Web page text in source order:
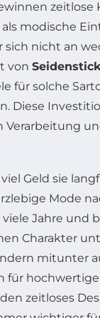
zeitlose
modische
nicht an
von
für solche
Diese
Verarbeitung
Geld sie
Mode
Jahre und
Charakter
mitunter
zeitloses